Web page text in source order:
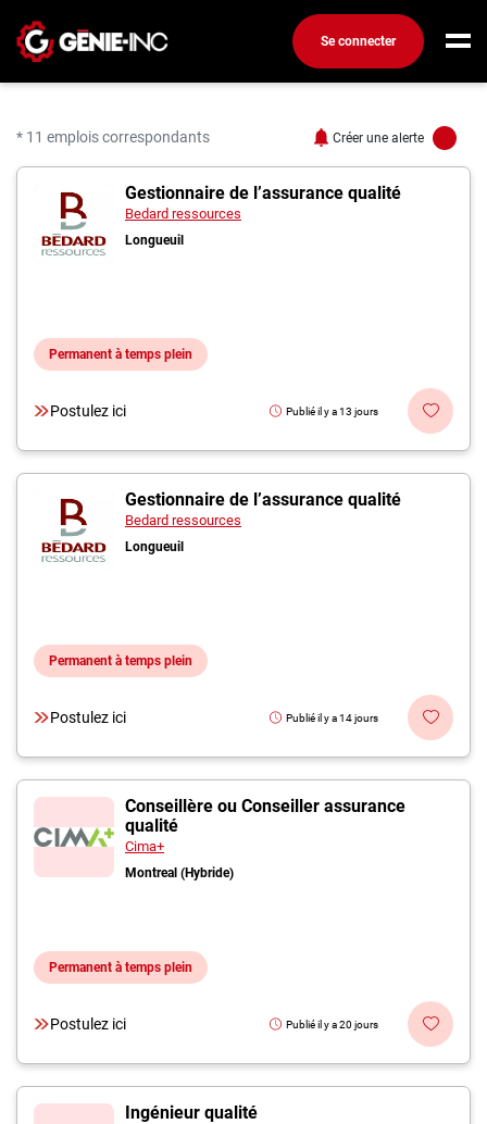
Se connecter
Créez un compte
Emplois
Recherchez un emploi
Ma boîte à outils
Conseils carrière
Inscrivez-vous à l'infolettre
Employeurs
* 11 emplois correspondants Créer une alerte
11 offres pour
Gestionnaire de l’assurance qualité
Bedard ressources
Longueuil
Permanent à temps plein
Postulez ici Publié il y a 13 jours
Gestionnaire de l’assurance qualité
Bedard ressources
Longueuil
Permanent à temps plein
Postulez ici Publié il y a 14 jours
Conseillère ou Conseiller assurance
qualité
Cima+
Montreal (Hybride)
Permanent à temps plein
Postulez ici Publié il y a 20 jours
Ingénieur qualité